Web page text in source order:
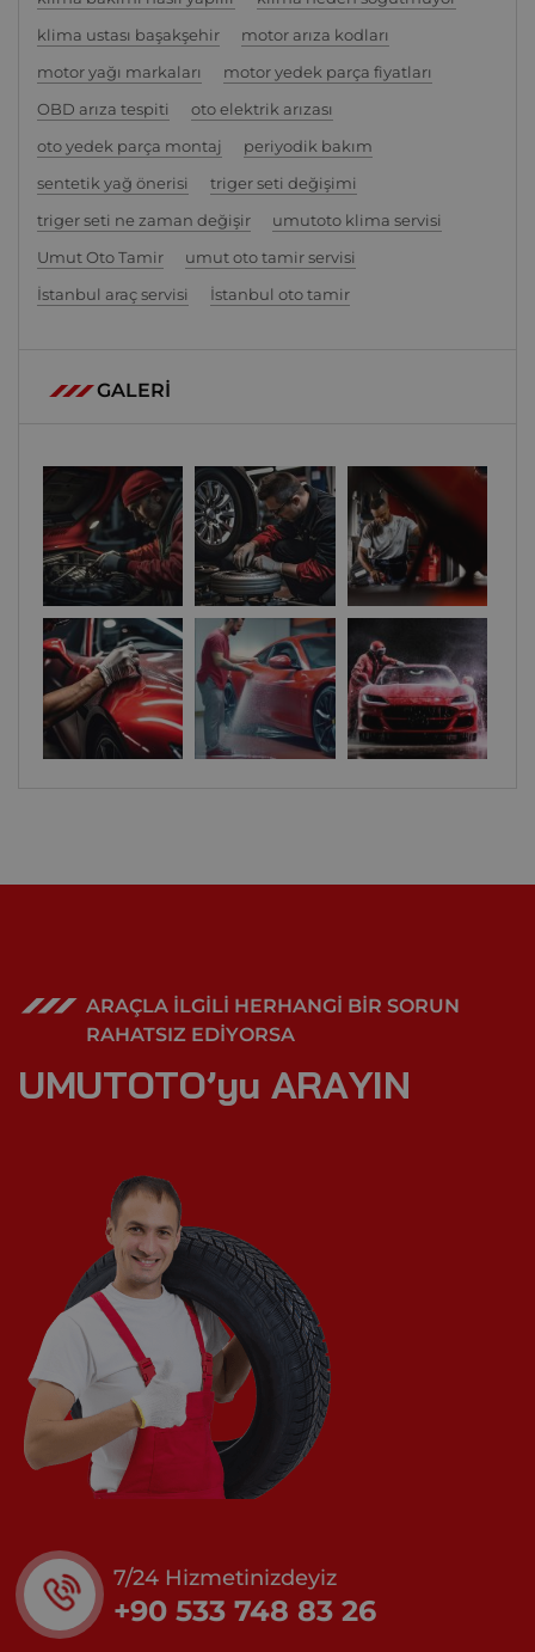
klima ustası başakşehir
motor arıza kodları
motor yağı markaları
motor yedek parça fiyatları
OBD arıza tespiti
oto elektrik arızası
oto yedek parça montaj
periyodik bakım
sentetik yağ önerisi
triger seti değişimi
triger seti ne zaman değişir
umutoto klima servisi
Umut Oto Tamir
umut oto tamir servisi
İstanbul araç servisi
İstanbul oto tamir
GALERİ
ARAÇLA İLGİLİ HERHANGİ BİR SORUN
RAHATSIZ EDİYORSA
UMUTOTO’yu ARAYIN
7/24 Hizmetinizdeyiz
+90 533 748 83 26